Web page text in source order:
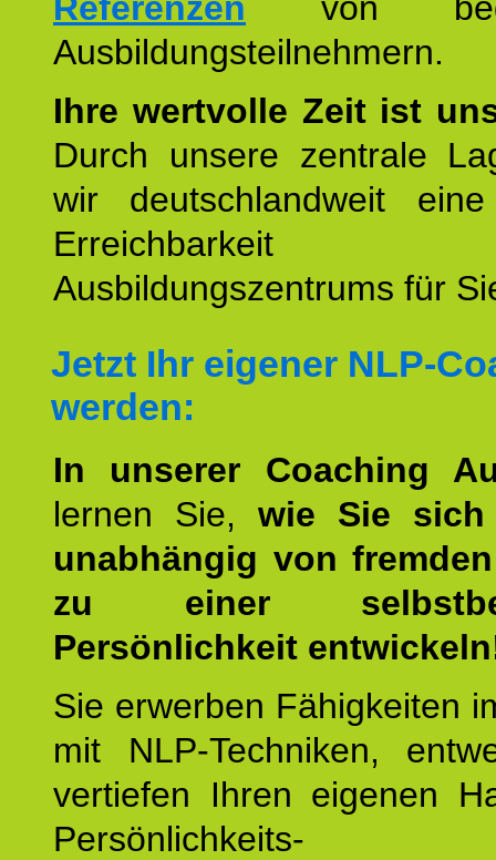
Ausbildungsteilnehmern.
Ihre wertvolle Zeit ist
Durch unsere zentrale
wir deutschlandweit
Erreichbarkeit
Ausbildungszentrums für
Jetzt Ihr eigener NLP-
werden:
In unserer Coaching
lernen Sie, wie Sie
unabhängig von
zu einer
Persönlichkeit
Sie erwerben Fähigkeiten
mit NLP-Techniken,
vertiefen Ihren eigenen